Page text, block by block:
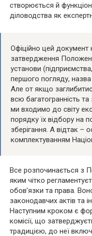
створюється й
діловодства як
Офіційно цей документ
затвердження
установи (підприємства,
першого погляду,
Але от якщо
всю багатогранність
ми входимо до світу
порядку їх відбору на
зберігання. А відтак –
комплектуванням
Все розпочинається з
яким чітко
обов’язки та права.
законодавчих актів та
Наступним кроком є
комісії, що
традицією, до неї